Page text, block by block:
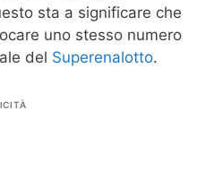
sta a significare che
uno stesso numero
del Superenalotto.